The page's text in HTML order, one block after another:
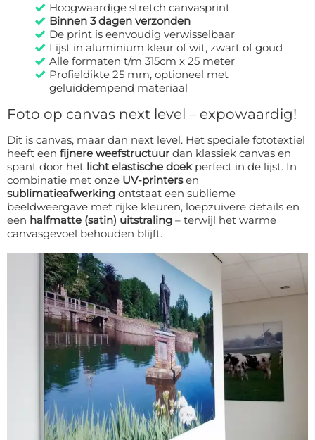
Hoogwaardige stretch canvasprint
Binnen 3 dagen verzonden
De print is eenvoudig verwisselbaar
Lijst in aluminium kleur of wit, zwart of goud
Alle formaten t/m 315cm x 25 meter
Profieldikte 25 mm, optioneel met
geluiddempend materiaal
Foto op canvas next level – expowaardig!
Dit is canvas, maar dan next level. Het speciale fototextiel
heeft een fijnere weefstructuur dan klassiek canvas en
spant door het licht elastische doekperfect in de lijst. In
combinatie met onze UV-printersen
sublimatieafwerking ontstaat een sublieme
beeldweergave met rijke kleuren, loepzuivere details en
een halfmatte (satin) uitstraling – terwijl het warme
canvasgevoel behouden blijft.